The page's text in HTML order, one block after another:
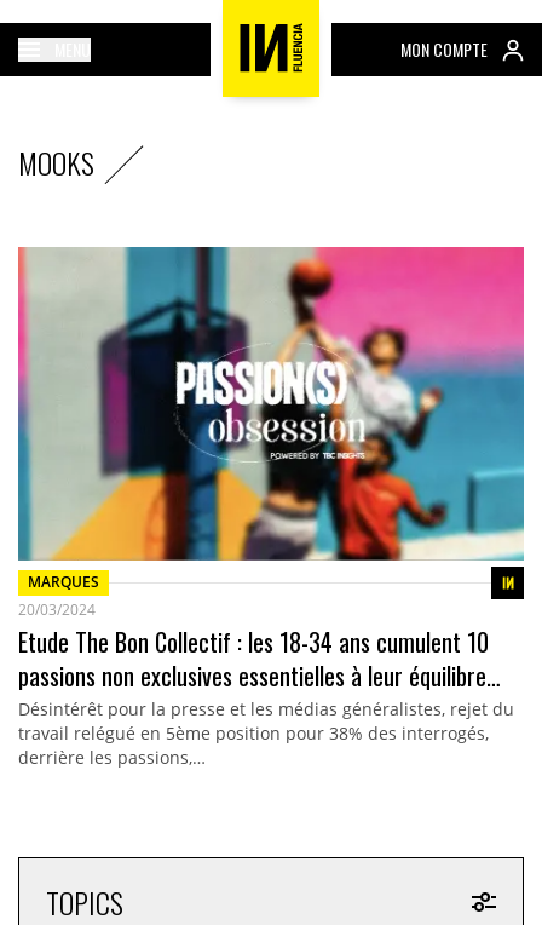
MON COMPTE
MOOKS
MARQUES
20/03/2024
Etude The Bon Collectif : les 18-34 ans cumulent 10
passions non exclusives essentielles à leur équilibre…
Désintérêt pour la presse et les médias généralistes, rejet du
travail relégué en 5ème position pour 38% des interrogés,
derrière les passions,…
TOPICS